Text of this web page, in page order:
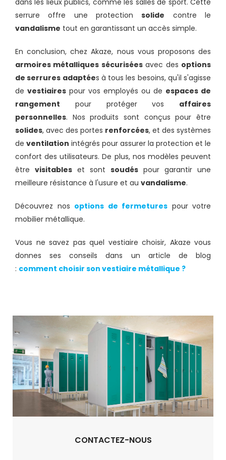
dans les lieux publics, comme les salles de sport. Cette
serrure offre une protectionsolide contre le
vandalisme tout en garantissant un accès simple.
En conclusion, chez Akaze, nous vous proposons des
armoires métalliques sécuriséesavec des options
de serrures adaptées à tous les besoins, qu'il s'agisse
de vestiaires pour vos employés ou de espaces de
rangement pour protéger vos affaires
personnelles. Nos produits sont conçus pour être
solides, avec des portes renforcées, et des systèmes
de ventilation intégrés pour assurer la protection et le
confort des utilisateurs. De plus, nos modèles peuvent
être visitables et sont soudés pour garantir une
meilleure résistance à l'usure et au vandalisme.
Découvrez nos options de fermetures pour votre
mobilier métallique.
Vous ne savez pas quel vestiaire choisir, Akaze vous
donnes ses conseils dans un article de blog
: comment choisir son vestiaire métallique ?
CONTACTEZ-NOUS